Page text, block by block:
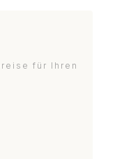
für Ihren